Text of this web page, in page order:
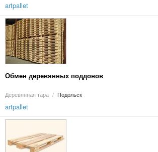
artpallet
Обмен деревянных поддонов
Деревянная тара / Подольск
artpallet